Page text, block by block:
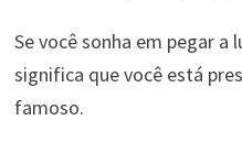
Se você sonha em pegar a
significa que você está
famoso.